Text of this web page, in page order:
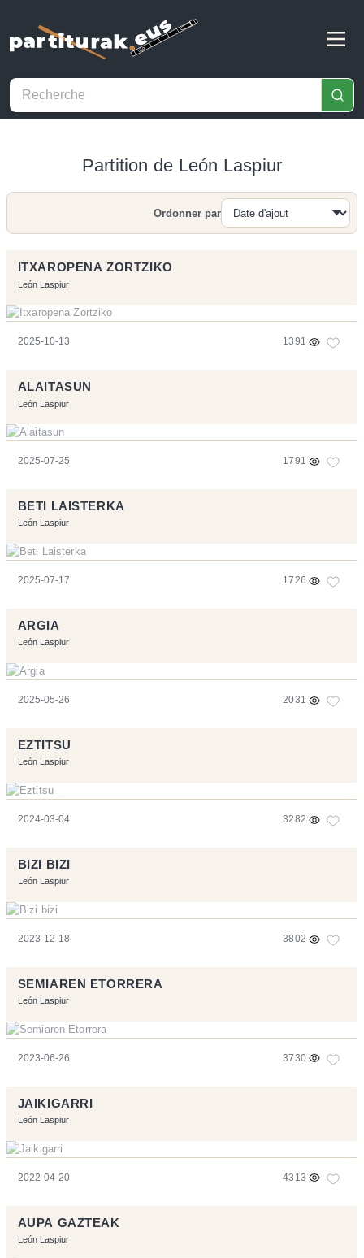
Partition de León Laspiur
Recherche
Ordonner par
ITXAROPENA ZORTZIKO
León Laspiur
2025-10-13 1391
ALAITASUN
León Laspiur
2025-07-25 1791
BETI LAISTERKA
León Laspiur
2025-07-17 1726
ARGIA
León Laspiur
2025-05-26 2031
EZTITSU
León Laspiur
2024-03-04 3282
BIZI BIZI
León Laspiur
2023-12-18 3802
SEMIAREN ETORRERA
León Laspiur
2023-06-26 3730
JAIKIGARRI
León Laspiur
2022-04-20 4313
AUPA GAZTEAK
León Laspiur